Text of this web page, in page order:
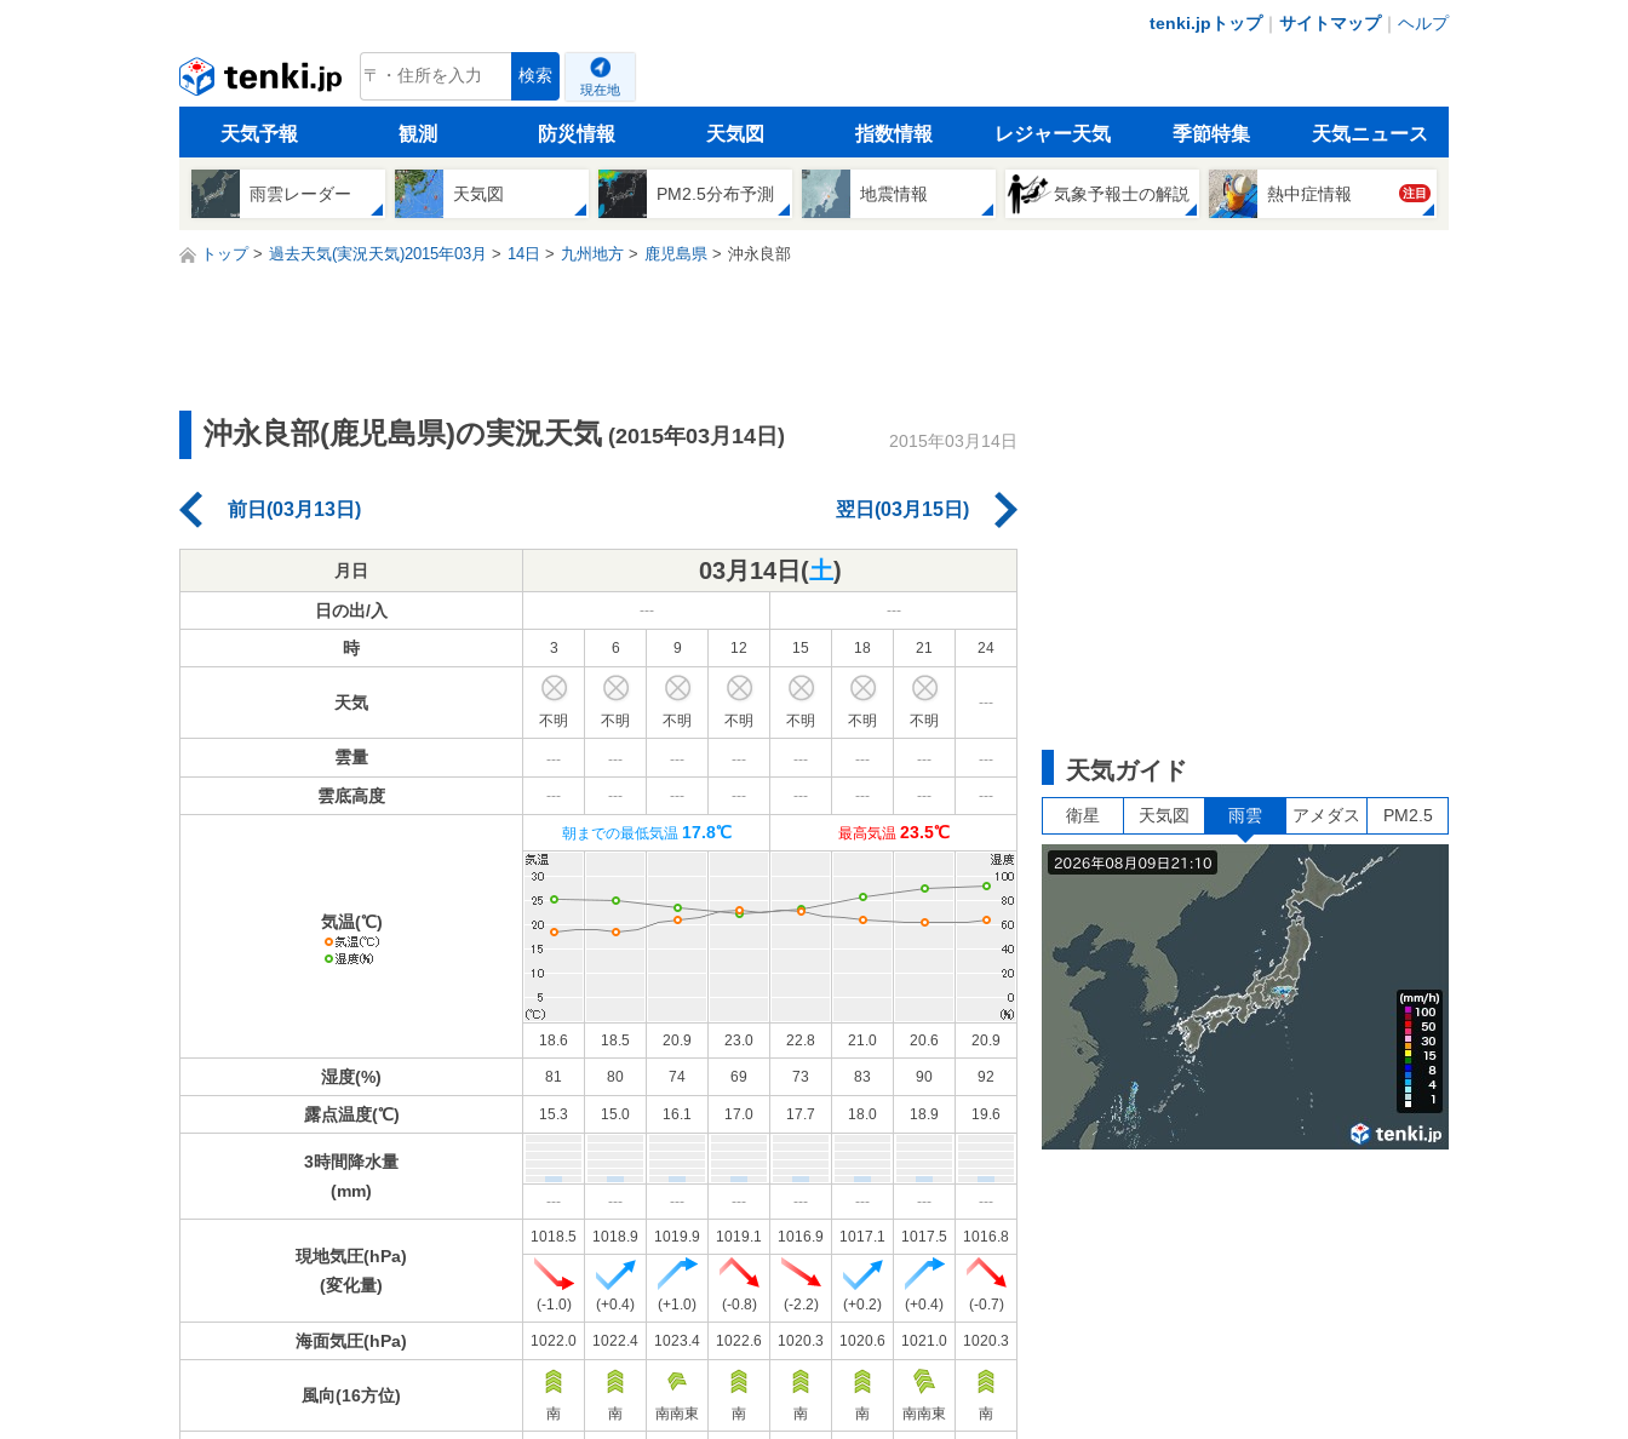
tenki.jpトップ｜ サイトマップ｜ ヘルプ
tenki.jp 検索
現在地
天気予報 観測 防災情報 天気図 指数情報 レジャー天気 季節特集 天気ニュース
雨雲レーダー 天気図 PM2.5分布予測 地震情報 気象予報士の解説 熱中症情報 注目
トップ 過去天気(実況天気)2015年03月 14日 九州地方 鹿児島県 沖永良部
沖永良部(鹿児島県)の実況天気 (2015年03月14日) 2015年03月14日
前日(03月13日) 翌日(03月15日)
月日 03月14日(土)
日の出/入 --- ---
時 3 6 9 12 15 18 21 24
天気
不明 不明 不明 不明 不明 不明 不明
---
雲量 --- --- --- --- --- --- --- ---
雲底高度 --- --- --- --- --- --- --- ---
気温(℃)
朝までの最低気温 17.8℃ 最高気温 23.5℃
18.6 18.5 20.9 23.0 22.8 21.0 20.6 20.9
湿度(%) 81 80 74 69 73 83 90 92
露点温度(℃) 15.3 15.0 16.1 17.0 17.7 18.0 18.9 19.6
3時間降水量
(mm)
--- --- --- --- --- --- --- ---
現地気圧(hPa)
(変化量)
1018.5 1018.9 1019.9 1019.1 1016.9 1017.1 1017.5 1016.8
(-1.0) (+0.4) (+1.0) (-0.8) (-2.2) (+0.2) (+0.4) (-0.7)
海面気圧(hPa) 1022.0 1022.4 1023.4 1022.6 1020.3 1020.6 1021.0 1020.3
風向(16方位)
南 南 南南東 南 南 南 南南東 南
天気ガイド
衛星 天気図 雨雲 アメダス PM2.5